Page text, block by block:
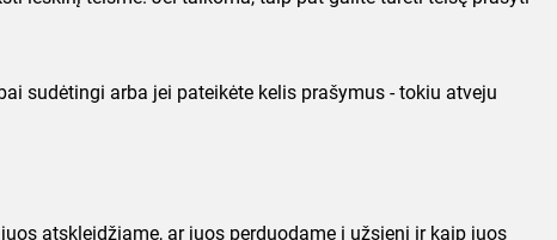
sudėtingi arba jei pateikėte kelis prašymus - tokiu atveju
atskleidžiame, ar juos perduodame į užsienį ir kaip juos